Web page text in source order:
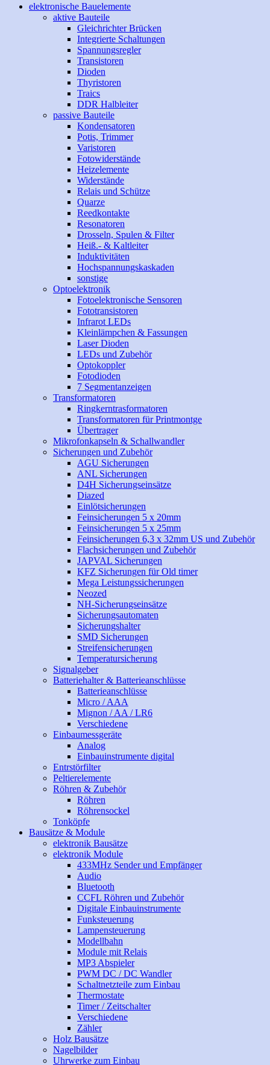
elektronische Bauelemente
aktive Bauteile
Gleichrichter Brücken
Integrierte Schaltungen
Spannungsregler
Transistoren
Dioden
Thyristoren
Traics
DDR Halbleiter
passive Bauteile
Kondensatoren
Potis, Trimmer
Varistoren
Fotowiderstände
Heizelemente
Widerstände
Relais und Schütze
Quarze
Reedkontakte
Resonatoren
Drosseln, Spulen & Filter
Heiß.- & Kaltleiter
Induktivitäten
Hochspannungskaskaden
sonstige
Optoelektronik
Fotoelektronische Sensoren
Fototransistoren
Infrarot LEDs
Kleinlämpchen & Fassungen
Laser Dioden
LEDs und Zubehör
Optokoppler
Fotodioden
7 Segmentanzeigen
Transformatoren
Ringkerntrasformatoren
Transformatoren für Printmontge
Übertrager
Mikrofonkapseln & Schallwandler
Sicherungen und Zubehör
AGU Sicherungen
ANL Sicherungen
D4H Sicherungseinsätze
Diazed
Einlötsicherungen
Feinsicherungen 5 x 20mm
Feinsicherungen 5 x 25mm
Feinsicherungen 6,3 x 32mm US und Zubehör
Flachsicherungen und Zubehör
JAPVAL Sicherungen
KFZ Sicherungen für Old timer
Mega Leistungssicherungen
Neozed
NH-Sicherungseinsätze
Sicherungsautomaten
Sicherungshalter
SMD Sicherungen
Streifensicherungen
Temperatursicherung
Signalgeber
Batteriehalter & Batterieanschlüsse
Batterieanschlüsse
Micro / AAA
Mignon / AA / LR6
Verschiedene
Einbaumessgeräte
Analog
Einbauinstrumente digital
Entrstörfilter
Peltierelemente
Röhren & Zubehör
Röhren
Röhrensockel
Tonköpfe
Bausätze & Module
elektronik Bausätze
elektronik Module
433MHz Sender und Empfänger
Audio
Bluetooth
CCFL Röhren und Zubehör
Digitale Einbauinstrumente
Funksteuerung
Lampensteuerung
Modellbahn
Module mit Relais
MP3 Abspieler
PWM DC / DC Wandler
Schaltnetzteile zum Einbau
Thermostate
Timer / Zeitschalter
Verschiedene
Zähler
Holz Bausätze
Nagelbilder
Uhrwerke zum Einbau